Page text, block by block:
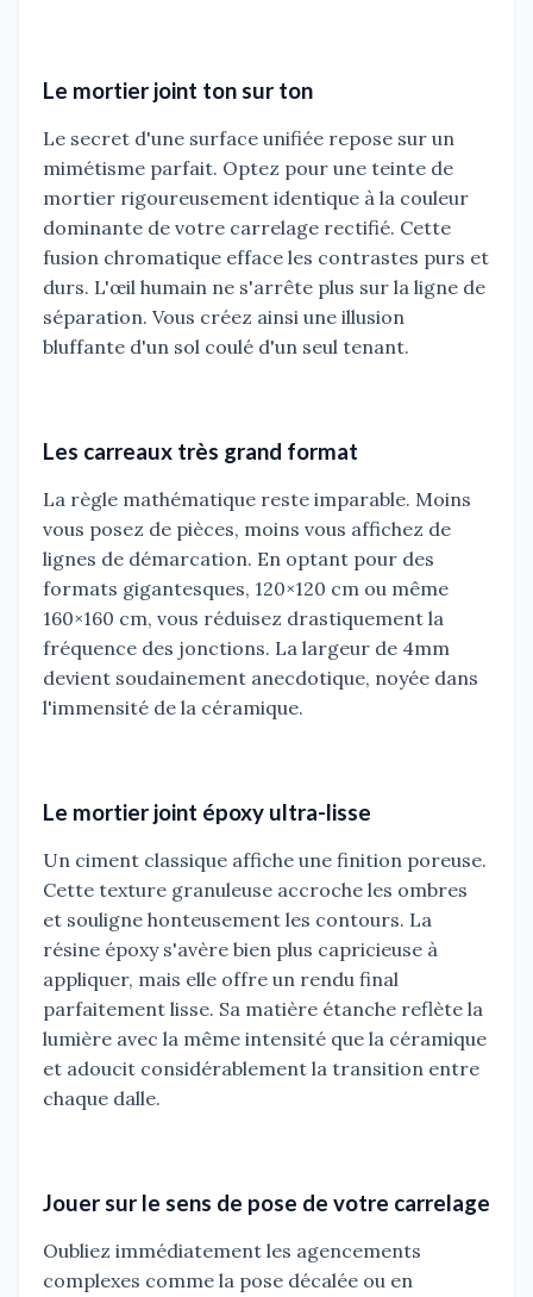
Le mortier joint ton sur ton
Le secret d'une surface unifiée repose sur un
mimétisme parfait. Optez pour une teinte de
mortier rigoureusement identique à la couleur
dominante de votre carrelage rectifié. Cette
fusion chromatique efface les contrastes purs et
durs. L'œil humain ne s'arrête plus sur la ligne de
séparation. Vous créez ainsi une illusion
bluffante d'un sol coulé d'un seul tenant.
Les carreaux très grand format
La règle mathématique reste imparable. Moins
vous posez de pièces, moins vous affichez de
lignes de démarcation. En optant pour des
formats gigantesques, 120×120 cm ou même
160×160 cm, vous réduisez drastiquement la
fréquence des jonctions. La largeur de 4mm
devient soudainement anecdotique, noyée dans
l'immensité de la céramique.
Le mortier joint époxy ultra-lisse
Un ciment classique affiche une finition poreuse.
Cette texture granuleuse accroche les ombres
et souligne honteusement les contours. La
résine époxy s'avère bien plus capricieuse à
appliquer, mais elle offre un rendu final
parfaitement lisse. Sa matière étanche reflète la
lumière avec la même intensité que la céramique
et adoucit considérablement la transition entre
chaque dalle.
Jouer sur le sens de pose de votre carrelage
Oubliez immédiatement les agencements
complexes comme la pose décalée ou en